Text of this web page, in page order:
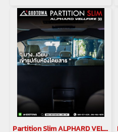
Partition Slim ALPHARD VELLFIRE 30 ฉากกั้นห้องโดยสาร อัลพาร์ด เวลไฟร์ 30